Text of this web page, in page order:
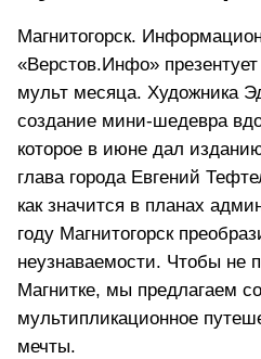
Магнитогорск.
«Верстов.Инфо»
мульт месяца. Художника
создание мини-шедевра
которое в июне дал
глава города Евгений
как значится в планах
году Магнитогорск
неузнаваемости. Чтобы не
Магнитке, мы предлагаем
мультипликационное
мечты.